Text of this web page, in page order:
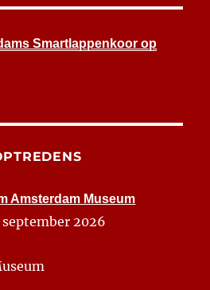
Smartlappenkoor op
Amsterdam Museum
2026